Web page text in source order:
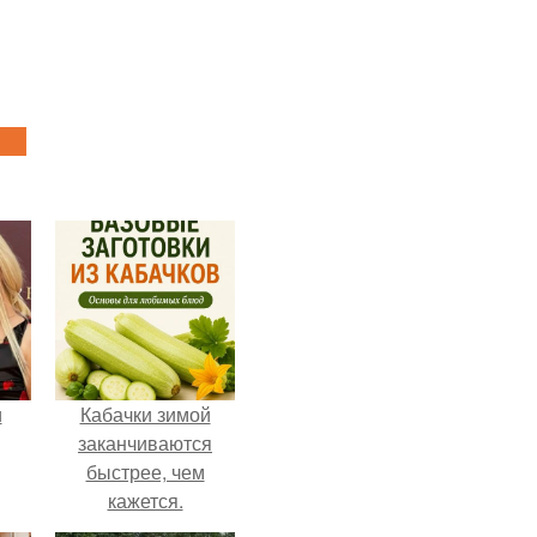
Кабачки зимой
заканчиваются
быстрее, чем
кажется.